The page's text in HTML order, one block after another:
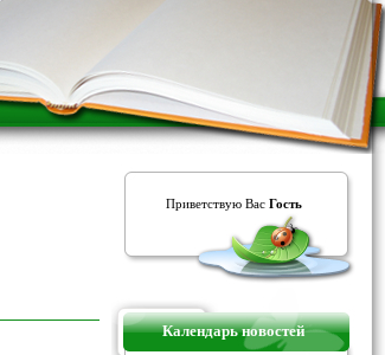
Приветствую Вас Гость
Календарь новостей